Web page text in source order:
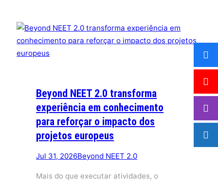
Beyond NEET 2.0 transforma
experiência em conhecimento
para reforçar o impacto dos
projetos europeus
Jul 31, 2026Beyond NEET 2.0
Mais do que executar atividades, o